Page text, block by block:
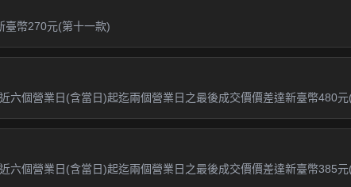
臺幣270元(第十一款)
六個營業日(含當日)起迄兩個營業日之最後成交價價差達新臺幣480
六個營業日(含當日)起迄兩個營業日之最後成交價價差達新臺幣385